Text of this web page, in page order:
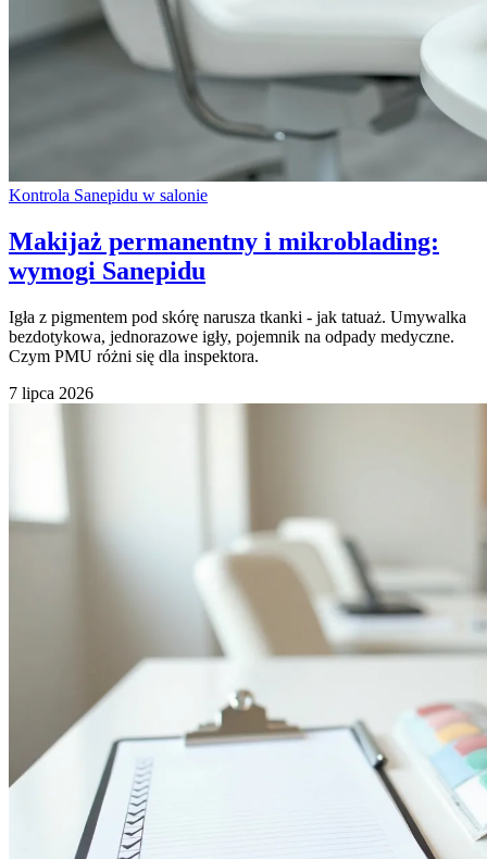
Kontrola Sanepidu w salonie
Makijaż permanentny i mikroblading:
wymogi Sanepidu
Igła z pigmentem pod skórę narusza tkanki - jak tatuaż. Umywalka
bezdotykowa, jednorazowe igły, pojemnik na odpady medyczne.
Czym PMU różni się dla inspektora.
7 lipca 2026